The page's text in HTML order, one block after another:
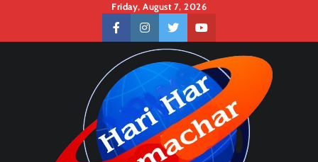
content
Friday, August 7, 2026
facebookinstagramtwitteryoutube